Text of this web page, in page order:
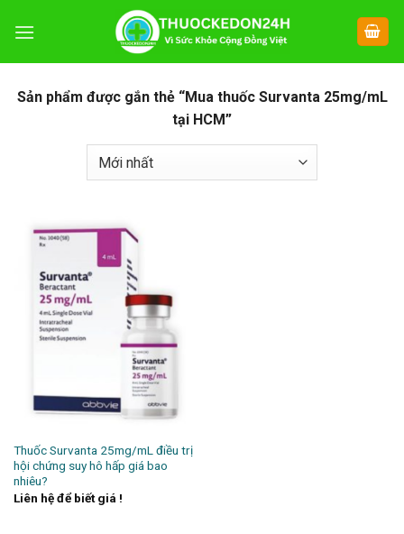
đến
Sản phẩm được gắn thẻ “Mua thuốc Survanta 25mg/mL
tại HCM”
Thuốc Survanta 25mg/mL điều trị
hội chứng suy hô hấp giá bao
nhiêu?
Liên hệ để biết giá !